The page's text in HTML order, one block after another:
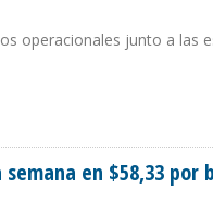
operacionales junto a
en $58,33 por